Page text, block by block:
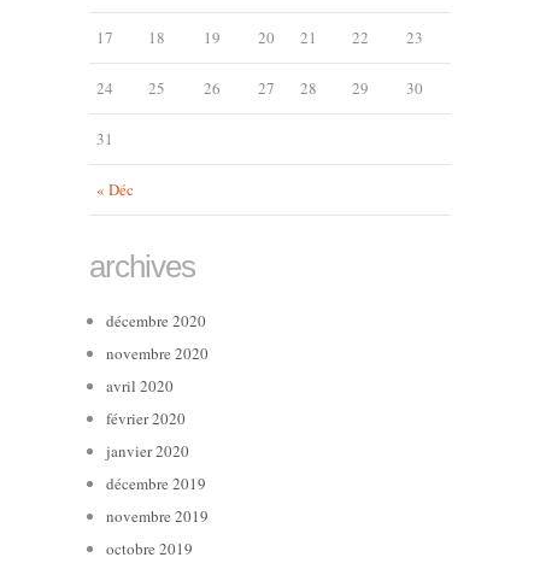
« Déc
17 18 19 20 21 22 23
24 25 26 27 28 29 30
31
archives
décembre 2020
novembre 2020
avril 2020
février 2020
janvier 2020
décembre 2019
novembre 2019
octobre 2019